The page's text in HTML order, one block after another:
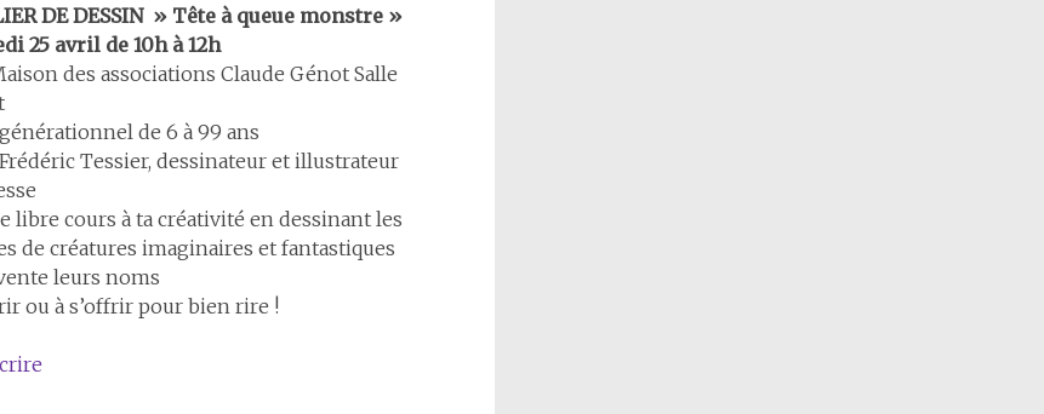
DE DESSIN » Tête à queue monstre »
25 avril de 10h à 12h
des associations Claude Génot Salle
de 6 à 99 ans
Tessier, dessinateur et illustrateur
libre cours à ta créativité en dessinant les
de créatures imaginaires et fantastiques
leurs noms
ou à s’offrir pour bien rire !